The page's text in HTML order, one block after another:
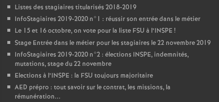
Listes des stagiaires titularisés 2018-2019
InfoStagiaires 2019-2020 n°1 : réussir son entrée dans le métier
Le 15 et 16 octobre, on vote pour la liste FSU à l’INSPE !
Stage Entrée dans le métier pour les stagiaires le 22 novembre 2019
InfoStagiaires 2019-2020 n°2 : élections INSPE, indemnités,
mutations, stage du 22 novembre
Elections à l’INSPE : la FSU toujours majoritaire
AED prépro : tout savoir sur le contrat, les missions, la
rémunération...